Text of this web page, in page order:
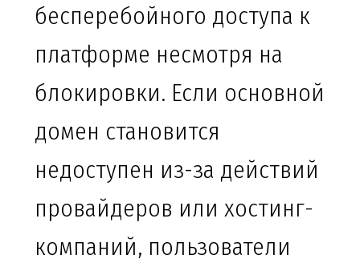
бесперебойного доступа к
платформе несмотря на
блокировки. Если основной
домен становится
недоступен из-за действий
провайдеров или хостинг-
компаний, пользователи